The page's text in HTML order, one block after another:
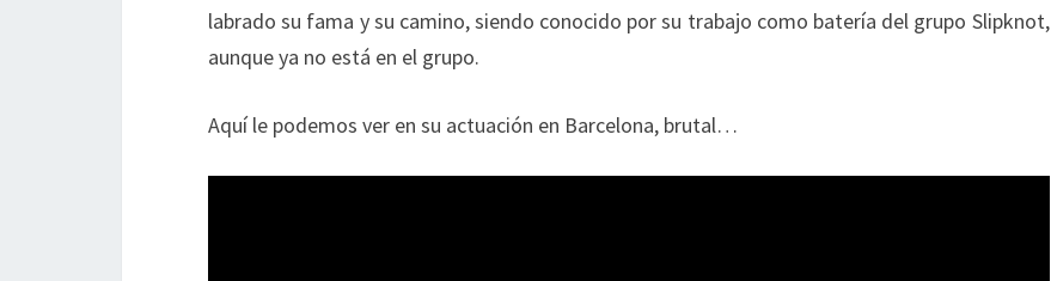
labrado su fama y su camino, siendo conocido por su trabajo como batería del grupo Slipknot,
aunque ya no está en el grupo.
Aquí le podemos ver en su actuación en Barcelona, brutal…